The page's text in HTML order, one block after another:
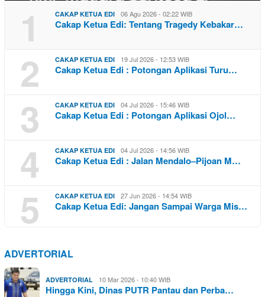
1 CAKAP KETUA EDI 06 Agu 2026 - 02:22 WIB
Cakap Ketua Edi: Tentang Tragedy Kebakar…
2 CAKAP KETUA EDI 19 Jul 2026 - 12:53 WIB
Cakap Ketua Edi : Potongan Aplikasi Turu…
3 CAKAP KETUA EDI 04 Jul 2026 - 15:46 WIB
Cakap Ketua Edi : Potongan Aplikasi Ojol…
4 CAKAP KETUA EDI 04 Jul 2026 - 14:56 WIB
Cakap Ketua Edi : Jalan Mendalo–Pijoan M…
5 CAKAP KETUA EDI 27 Jun 2026 - 14:54 WIB
Cakap Ketua Edi: Jangan Sampai Warga Mis…
ADVERTORIAL
ADVERTORIAL 10 Mar 2026 - 10:40 WIB
Hingga Kini, Dinas PUTR Pantau dan Perba…